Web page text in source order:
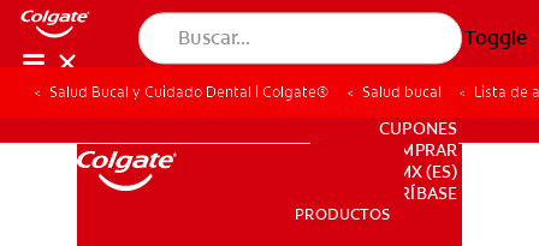
Toggle
PRODUCTOS
PARA PROFESIONALES
CUPONES
DONDE COMPRAR
MX (ES)
SUSCRÍBASE
PRODUCTOS
Salud Bucal y Cuidado Dental | Colgate® Salud bucal Lista de